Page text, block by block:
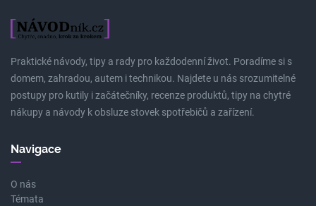
Praktické návody, tipy a rady pro každodenní život. Poradíme si s
domem, zahradou, autem i technikou. Najdete u nás srozumitelné
postupy pro kutily i začátečníky, recenze produktů, tipy na chytré
nákupy a návody k obsluze stovek spotřebičů a zařízení.
Navigace
O nás
Témata